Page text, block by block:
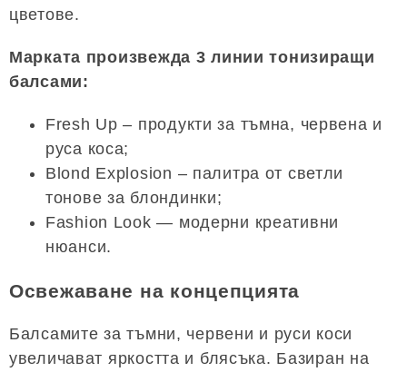
цветове.
Марката произвежда 3 линии тонизиращи
балсами:
Fresh Up – продукти за тъмна, червена и
руса коса;
Blond Explosion – палитра от светли
тонове за блондинки;
Fashion Look — модерни креативни
нюанси.
Освежаване на концепцията
Балсамите за тъмни, червени и руси коси
увеличават яркостта и блясъка. Базиран на